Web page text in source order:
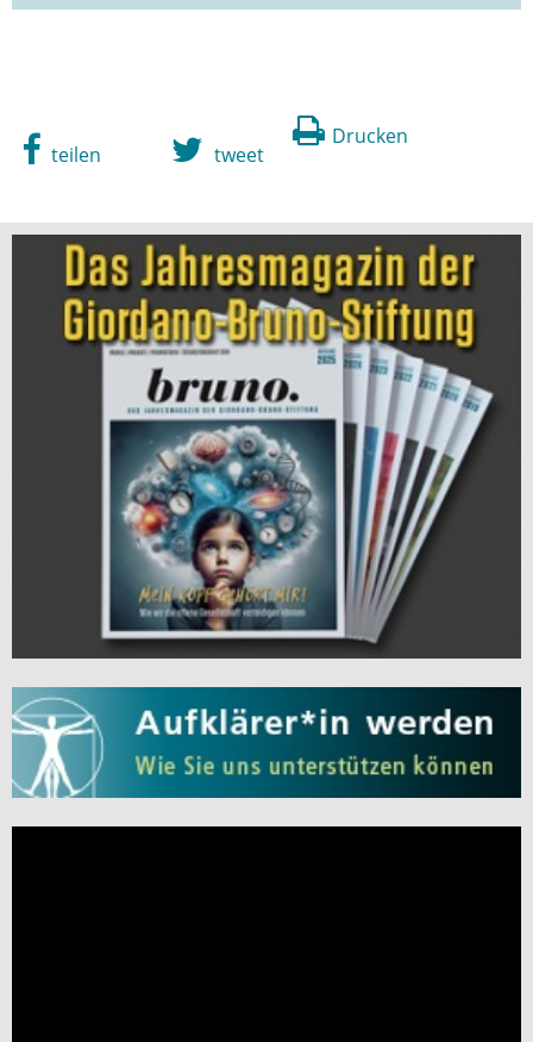
Drucken
teilen tweet